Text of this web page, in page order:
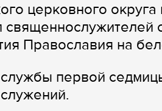
церковного
священнослужителей
Православия на
первой